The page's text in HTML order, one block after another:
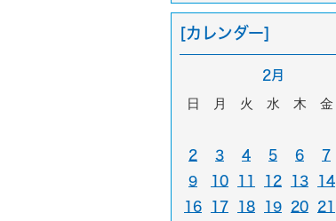
[カレンダー]
2月
日 月 火 水 木 金
2
3 4 5 6 7
9
10 11 12 13 14
16
17 18 19 20 21